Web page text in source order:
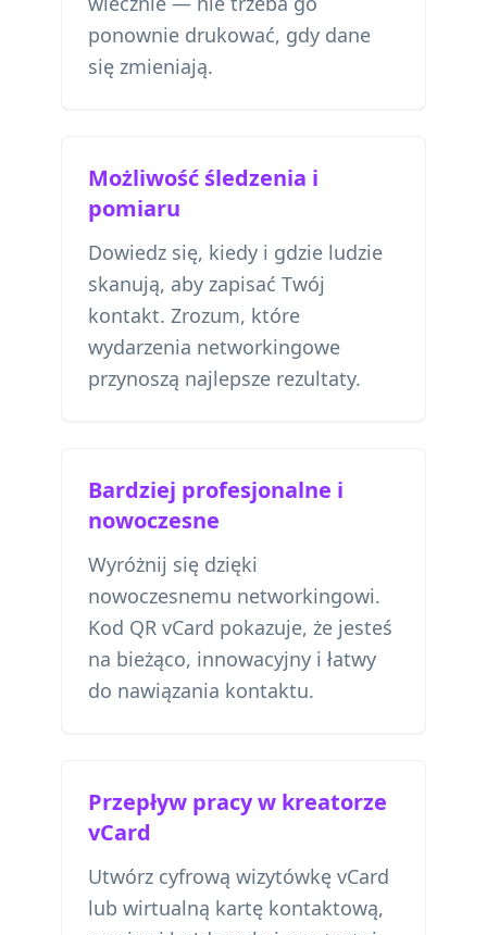
ponownie drukować, gdy dane
się zmieniają.
Możliwość śledzenia i
pomiaru
Dowiedz się, kiedy i gdzie ludzie
skanują, aby zapisać Twój
kontakt. Zrozum, które
wydarzenia networkingowe
przynoszą najlepsze rezultaty.
Bardziej profesjonalne i
nowoczesne
Wyróżnij się dzięki
nowoczesnemu networkingowi.
Kod QR vCard pokazuje, że jesteś
na bieżąco, innowacyjny i łatwy
do nawiązania kontaktu.
Przepływ pracy w kreatorze
vCard
Utwórz cyfrową wizytówkę vCard
lub wirtualną kartę kontaktową,